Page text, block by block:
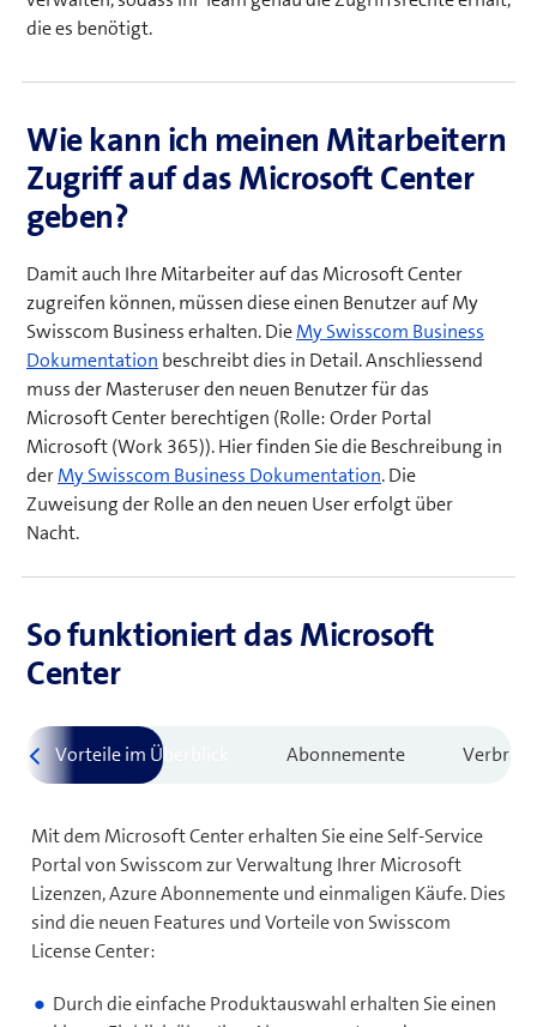
n
e
u
e
n
s
t
e
r
)
die es benötigt.
Wie kann ich meinen Mitarbeitern
Zugriff auf das Microsoft Center
geben?
Damit auch Ihre Mitarbeiter auf das Microsoft Center
zugreifen können, müssen diese einen Benutzer auf My
Swisscom Business erhalten. DieMy Swisscom Business
Dokumentation
ö
f
f
n
e
n
e
s
n
s
t
e
beschreibt dies in Detail. Anschliessend
muss der Masteruser den neuen Benutzer für das
Microsoft Center berechtigen (Rolle: Order Portal
Microsoft (Work 365)). Hier finden Sie die Beschreibung in
derMy Swisscom Business Dokumentation(
ö
t
n
e
s
F
e
. Die
Zuweisung der Rolle an den neuen User erfolgt über
Nacht.
So funktioniert das Microsoft
Center
Mit dem Microsoft Center erhalten Sie eine Self-Service
Portal von Swisscom zur Verwaltung Ihrer Microsoft
Lizenzen, Azure Abonnemente und einmaligen Käufe. Dies
sind die neuen Features und Vorteile von Swisscom
License Center:
Durch die einfache Produktauswahl erhalten Sie einen